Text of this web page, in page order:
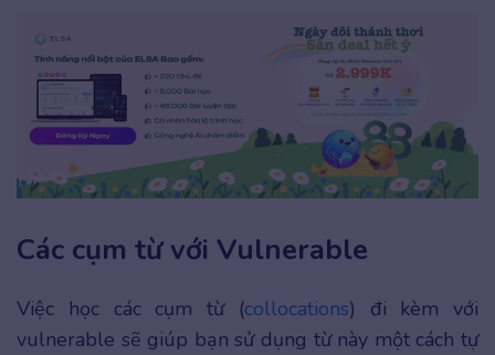
Các cụm từ với Vulnerable
Việc học các cụm từ (collocations) đi kèm với
vulnerable sẽ giúp bạn sử dụng từ này một cách tự